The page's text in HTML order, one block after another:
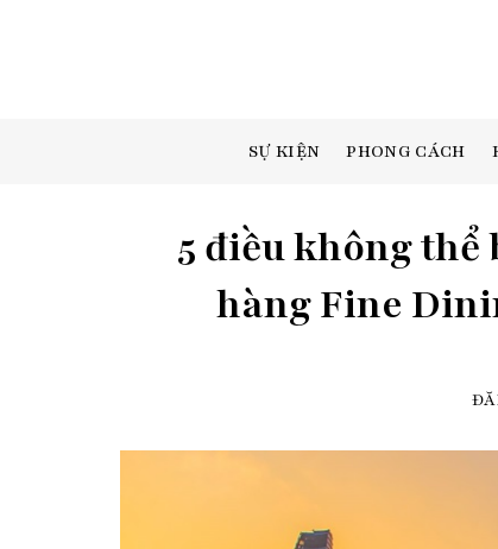
SỰ KIỆN PHONG CÁCH
5 điều không thể
hàng Fine